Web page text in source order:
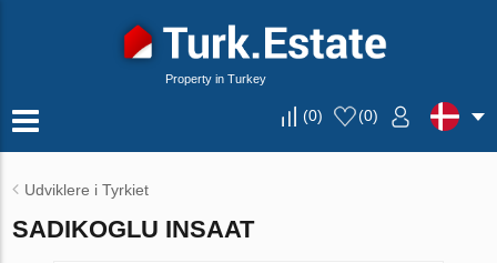
Property in Turkey
(0) (0)
Udviklere i Tyrkiet
SADIKOGLU INSAAT